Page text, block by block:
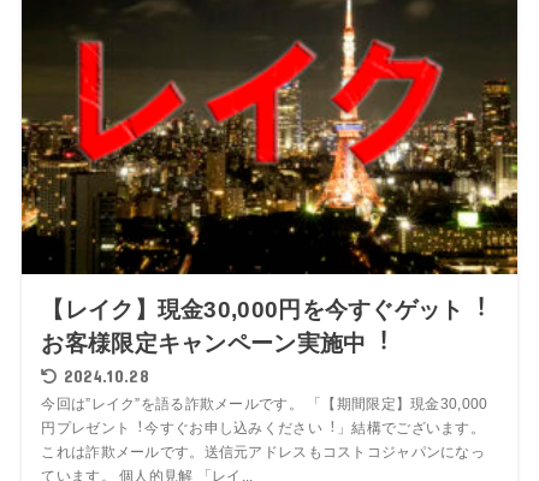
【レイク】現⾦30,000円を今すぐゲット︕
お客様限定キャンペーン実施中︕
2024.10.28
今回は”レイク”を語る詐欺メールです。 「【期間限定】現⾦30,000
円プレゼント︕今すぐお申し込みください︕」結構でございます。
これは詐欺メールです。送信元アドレスもコストコジャパンになっ
ています。 個人的見解 「レイ...